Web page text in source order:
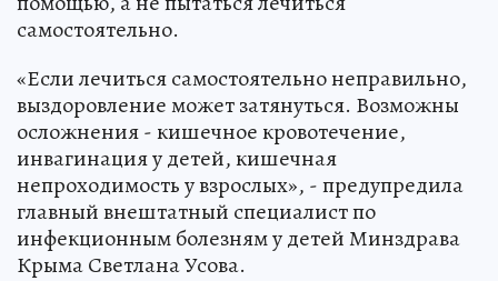
самостоятельно.
«Если лечиться самостоятельно неправильно,
выздоровление может затянуться. Возможны
осложнения - кишечное кровотечение,
инвагинация у детей, кишечная
непроходимость у взрослых», - предупредила
главный внештатный специалист по
инфекционным болезням у детей Минздрава
Крыма Светлана Усова.